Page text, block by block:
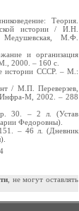
Теория.
истории / И.Н.
М.Ф.
и организация
2000. – 160 с.
истории СССР. – М.:
/ М.П. Переверзев,
М, 2002. – 288
30. – 2 л. (Устав
Федоровны).
– 46 л. (Дневник
, не могут оставлять